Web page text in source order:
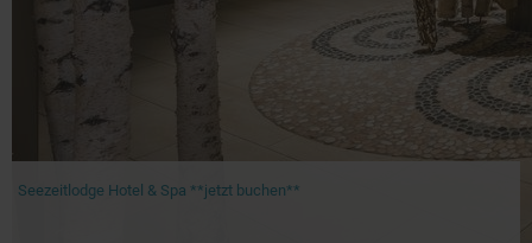
Seezeitlodge Hotel & Spa **jetzt buchen**